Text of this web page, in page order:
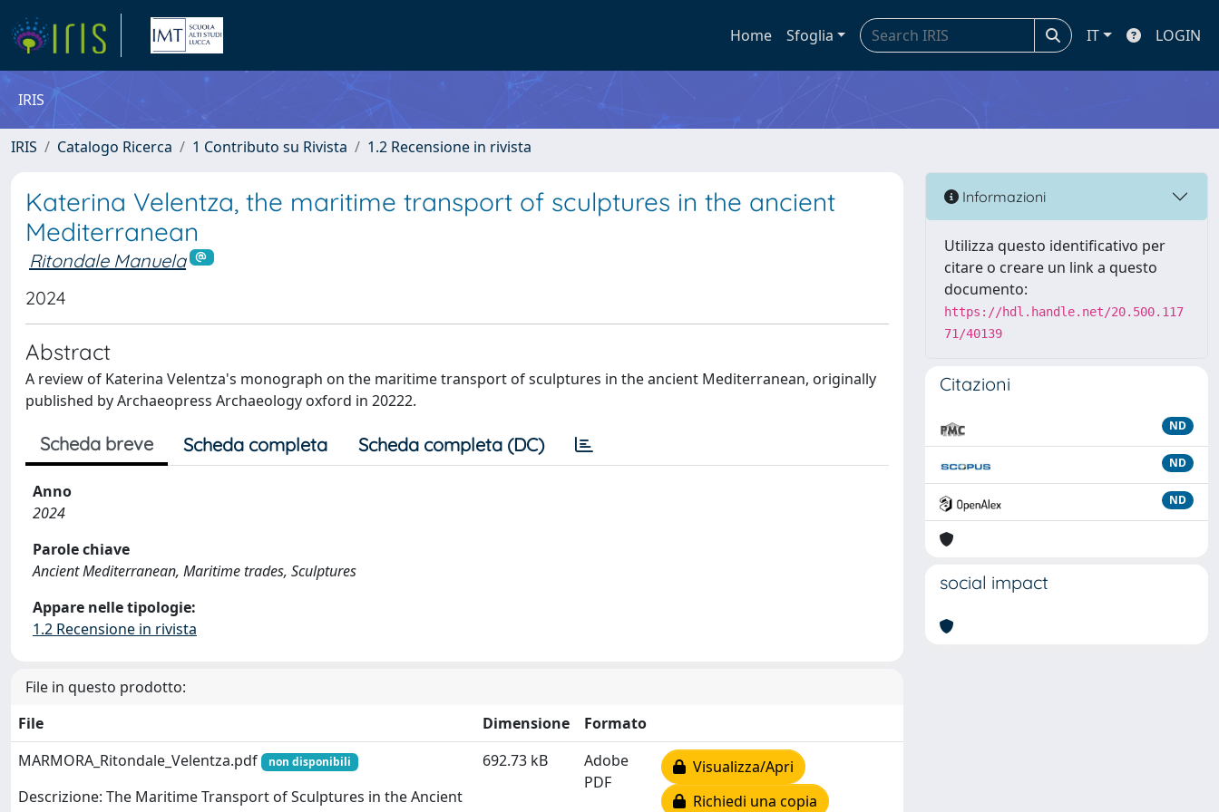
Home Sfoglia IT LOGIN
IRIS
IRIS Catalogo Ricerca 1 Contributo su Rivista 1.2 Recensione in rivista
Katerina Velentza, the maritime transport of sculptures in the ancient
Mediterranean
Ritondale Manuela
2024
Abstract
A review of Katerina Velentza's monograph on the maritime transport of sculptures in the ancient Mediterranean, originally
published by Archaeopress Archaeology oxford in 20222.
Scheda breve Scheda completa Scheda completa (DC)
Anno
2024
Parole chiave
Ancient Mediterranean, Maritime trades, Sculptures
Appare nelle tipologie:
1.2 Recensione in rivista
File in questo prodotto:
File
Dimensione
Formato
MARMORA_Ritondale_Velentza.pdf
non disponibili
Descrizione: The Maritime Transport of Sculptures in the Ancient
692.73 kB
Adobe
PDF
Visualizza/Apri
Richiedi una copia
Informazioni
Utilizza questo identificativo per
citare o creare un link a questo
documento:
https://hdl.handle.net/20.500.117
71/40139
Citazioni
ND
ND
ND
social impact